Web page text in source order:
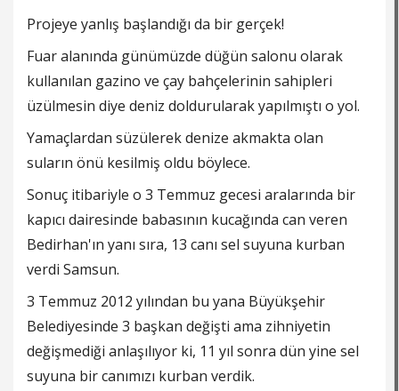
Projeye yanlış başlandığı da bir gerçek!
Fuar alanında günümüzde düğün salonu olarak
kullanılan gazino ve çay bahçelerinin sahipleri
üzülmesin diye deniz doldurularak yapılmıştı o yol.
Yamaçlardan süzülerek denize akmakta olan
suların önü kesilmiş oldu böylece.
Sonuç itibariyle o 3 Temmuz gecesi aralarında bir
kapıcı dairesinde babasının kucağında can veren
Bedirhan'ın yanı sıra, 13 canı sel suyuna kurban
verdi Samsun.
3 Temmuz 2012 yılından bu yana Büyükşehir
Belediyesinde 3 başkan değişti ama zihniyetin
değişmediği anlaşılıyor ki, 11 yıl sonra dün yine sel
suyuna bir canımızı kurban verdik.